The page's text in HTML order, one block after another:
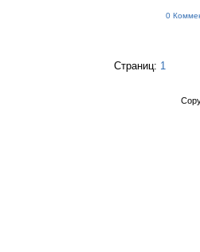
0
Страниц: 1